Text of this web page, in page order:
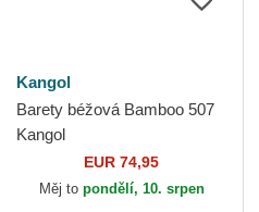
Kangol
Barety béžová Bamboo 507
Kangol
EUR 74,95
Měj to pondělí, 10. srpen